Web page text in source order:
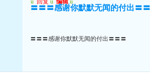
u 回复 u 编辑 u
〓〓〓感谢你默默无闻的付出〓
〓〓〓感谢你默默无闻的付出〓〓〓